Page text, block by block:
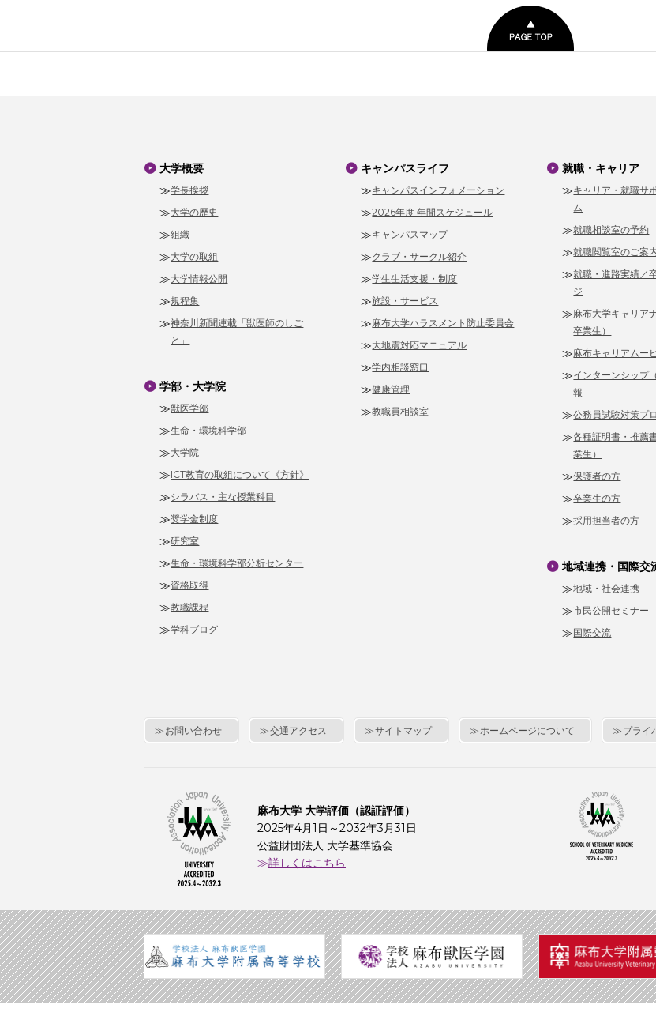
大学概要
学長挨拶
大学の歴史
組織
大学の取組
大学情報公開
規程集
神奈川新聞連載「獣医師のしご
と」
学部・大学院
獣医学部
生命・環境科学部
大学院
ICT教育の取組について《方針》
シラバス・主な授業科目
奨学金制度
研究室
生命・環境科学部分析センター
資格取得
教職課程
学科ブログ
キャンパスライフ
キャンパスインフォメーション
2026年度 年間スケジュール
キャンパスマップ
クラブ・サークル紹介
学生生活支援・制度
施設・サービス
麻布大学ハラスメント防止委員会
大地震対応マニュアル
学内相談窓口
健康管理
教職員相談室
就職・キャリア
キャリア・就職サ
ム
就職相談室の予約
就職閲覧室のご案
就職・進路実績／
ジ
麻布大学キャリア
卒業生）
麻布キャリアムー
インターンシップ
報
公務員試験対策プ
各種証明書・推薦
業生）
保護者の方
卒業生の方
採用担当者の方
地域連携・国際交
地域・社会連携
市民公開セミナー
国際交流
お問い合わせ 交通アクセス サイトマップ ホームページについて プライ
麻布大学 大学評価（認証評価）
2025年4月1日～2032年3月31日
公益財団法人 大学基準協会
詳しくはこちら